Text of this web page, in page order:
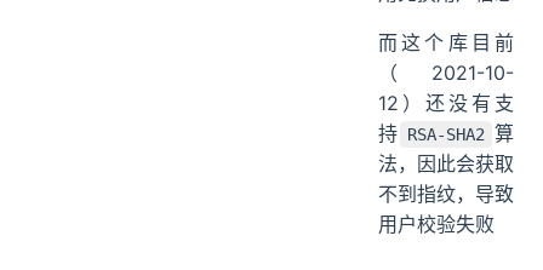
而这个库目前
（2021-10-
12）还没有支
持 RSA-SHA2 算
法，因此会获取
不到指纹，导致
用户校验失败